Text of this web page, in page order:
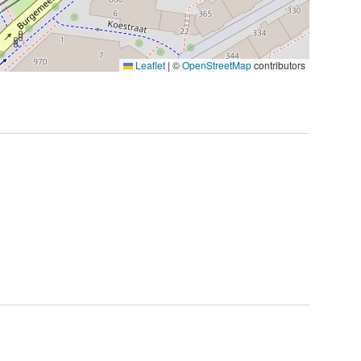
Leaflet | ©OpenStreetMapcontributors